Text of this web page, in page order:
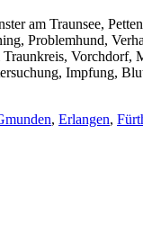
am Traunsee,
Problemhund,
Vorchdorf,
Impfung,
, Erlangen,